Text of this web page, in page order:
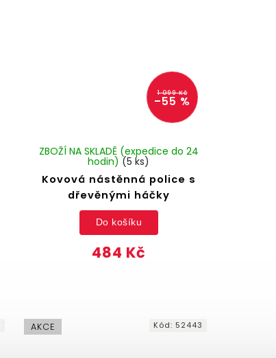
1 099 Kč
–55 %
Kovová nástěnná police s
dřevěnými háčky
ZBOŽÍ NA SKLADĚ (expedice do 24
hodin) (5 ks)
484 Kč
Do košíku
AKCE Kód: 52443